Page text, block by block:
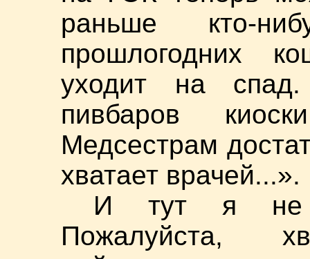
раньше кто-
прошлогодних
уходит на
пивбаров
Медсестрам
хватает врачей...».
И тут я не
Пожалуйста,